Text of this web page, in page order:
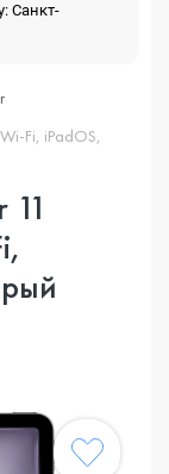
Санкт-
Fi, iPadOS,